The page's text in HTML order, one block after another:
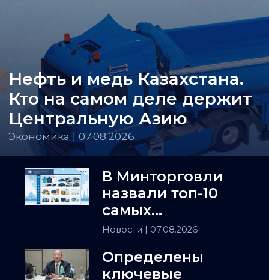
Нефть и медь Казахстана.
Кто на самом деле держит
Центральную Азию
Экономика | 07.08.2026
В Минторговли
назвали топ-10
самых
популярных
Казахстане
Новости | 07.08.2026
Определены
ключевые